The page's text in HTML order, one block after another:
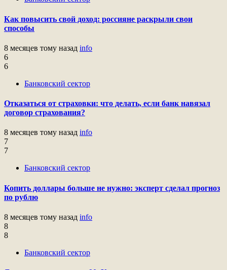
Как повысить свой доход: россияне раскрыли свои
способы
8 месяцев тому назад info
6
6
Банковский сектор
Отказаться от страховки: что делать, если банк навязал
договор страхования?
8 месяцев тому назад info
7
7
Банковский сектор
Копить доллары больше не нужно: эксперт сделал прогноз
по рублю
8 месяцев тому назад info
8
8
Банковский сектор